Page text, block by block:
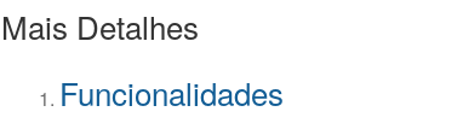
Mais Detalhes
Funcionalidades